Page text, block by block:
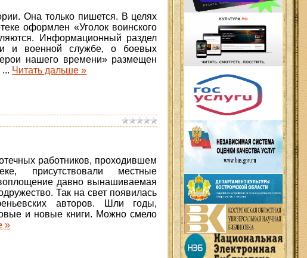
Она только пишется. В целях
оформлен «Уголок воинского
Информационный раздел
и военной службе, о боевых
нашего времени» размещен
... Читать дальше »
работников, проходившем
присутствовали местные
давно вынашиваемая
Так на свет появилась
авторов. Шли годы,
и новые книги. Можно смело
»